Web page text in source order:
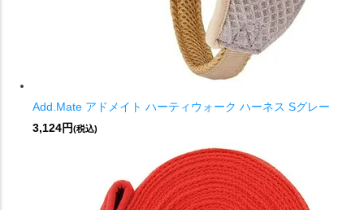
Add.Mate アドメイト ハーティウォーク ハーネス Sグレー
3,124円(税込)